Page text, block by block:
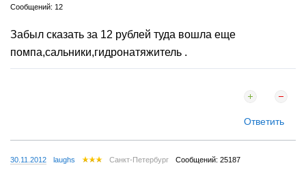
Сообщений: 12
Забыл сказать за 12 рублей туда вошла еще
помпа,сальники,гидронатяжитель .
Ответить
30.11.2012 laughs Санкт-Петербург Сообщений: 25187